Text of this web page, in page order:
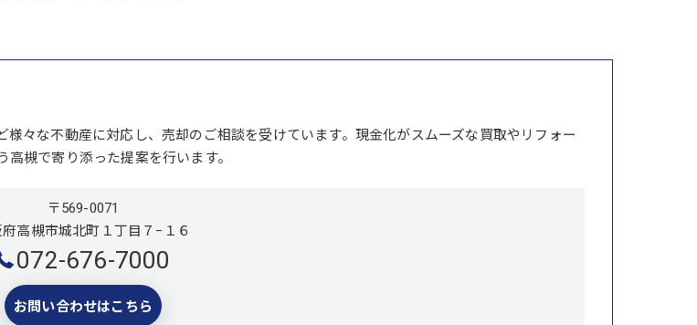
様々な不動産に対応し、売却のご相談を受けています。現金化がスムーズな買取やリフォー
槻で寄り添った提案を行います。
〒569-0071
府高槻市城北町１丁目７−１６
072-676-7000
お問い合わせはこちら